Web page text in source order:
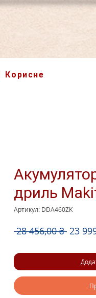
Корисне
дриль
Артикул: DDA460ZK
28 456,00 ₴ 23